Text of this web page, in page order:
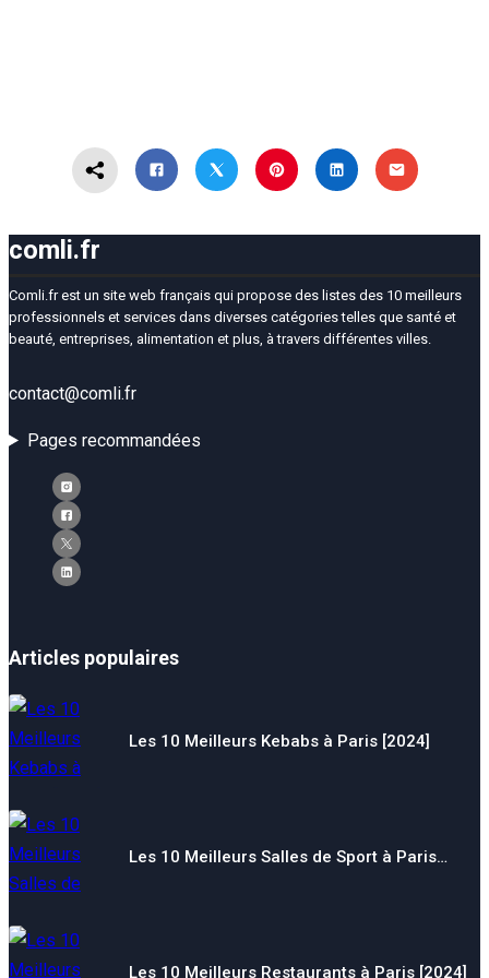
comli.fr
Comli.fr est un site web français qui propose des listes des 10 meilleurs
professionnels et services dans diverses catégories telles que santé et
beauté, entreprises, alimentation et plus, à travers différentes villes.
contact@comli.fr
Pages recommandées
Articles populaires
Les 10 Meilleurs Kebabs à Paris [2024]
Les 10 Meilleurs Salles de Sport à Paris…
Les 10 Meilleurs Restaurants à Paris [2024]